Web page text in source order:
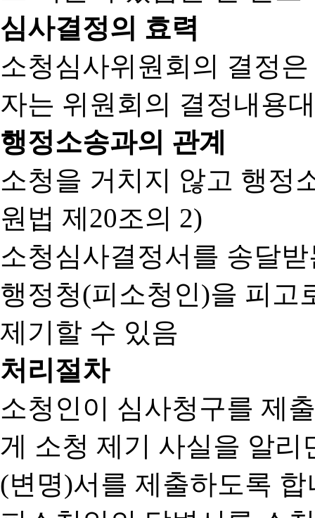
심사결정의 효력
소청심사위원회의 결정
자는 위원회의 결정내용
행정소송과의 관계
소청을 거치지 않고 행정
원법 제20조의 2)
소청심사결정서를 송달
행정청(피소청인)을 피고
제기할 수 있음
처리절차
소청인이 심사청구를 제
게 소청 제기 사실을 알
(변명)서를 제출하도록 합